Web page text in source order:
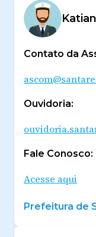
Contato da
Ouvidoria:
Fale Conosco:
Acesse aqui
Prefeitura de